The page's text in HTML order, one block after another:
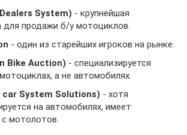
System) - крупнейшая
для продажи б/у мотоциклов.
- один из старейших игроков на рынке.
Bike Auction) - специализируется
а не автомобилях.
car System Solutions) - хотя
на автомобилях, имеет
мотолотов.